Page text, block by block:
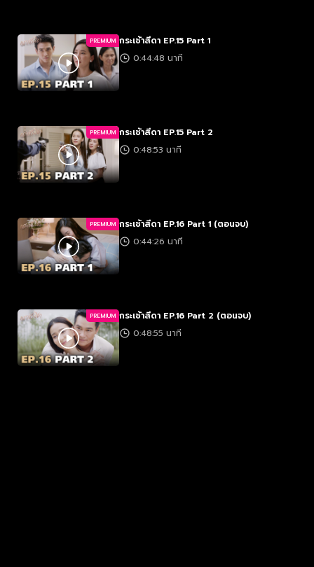
PREMIUM กระเช้าสีดา EP.15 Part 1
0:44:48 นาที
PREMIUM กระเช้าสีดา EP.15 Part 2
0:48:53 นาที
PREMIUM กระเช้าสีดา EP.16 Part 1 (ตอนจบ)
0:44:26 นาที
PREMIUM กระเช้าสีดา EP.16 Part 2 (ตอนจบ)
0:48:55 นาที